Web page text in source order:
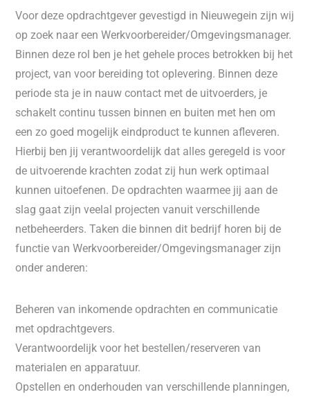
Voor deze opdrachtgever gevestigd in Nieuwegein zijn wij
op zoek naar een Werkvoorbereider/Omgevingsmanager.
Binnen deze rol ben je het gehele proces betrokken bij het
project, van voor bereiding tot oplevering. Binnen deze
periode sta je in nauw contact met de uitvoerders, je
schakelt continu tussen binnen en buiten met hen om
een zo goed mogelijk eindproduct te kunnen afleveren.
Hierbij ben jij verantwoordelijk dat alles geregeld is voor
de uitvoerende krachten zodat zij hun werk optimaal
kunnen uitoefenen. De opdrachten waarmee jij aan de
slag gaat zijn veelal projecten vanuit verschillende
netbeheerders. Taken die binnen dit bedrijf horen bij de
functie van Werkvoorbereider/Omgevingsmanager zijn
onder anderen:
Beheren van inkomende opdrachten en communicatie
met opdrachtgevers.
Verantwoordelijk voor het bestellen/reserveren van
materialen en apparatuur.
Opstellen en onderhouden van verschillende planningen,